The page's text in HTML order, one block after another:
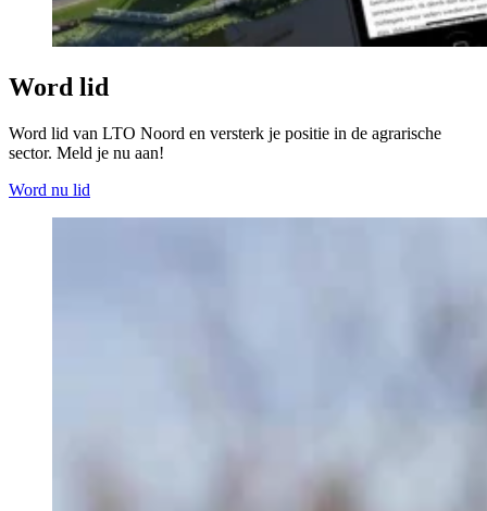
Word lid
Word lid van LTO Noord en versterk je positie in de agrarische
sector. Meld je nu aan!
Word nu lid